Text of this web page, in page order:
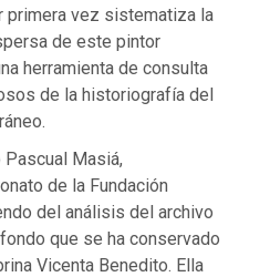
primera vez sistematiza la
de este pintor
herramienta de consulta
de la historiografía del
Masiá,
de la Fundación
del análisis del archivo
que se ha conservado
Vicenta Benedito. Ella